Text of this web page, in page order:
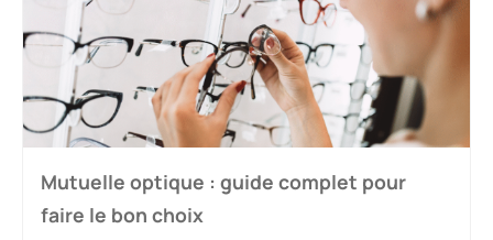
Mutuelle optique : guide complet pour
faire le bon choix